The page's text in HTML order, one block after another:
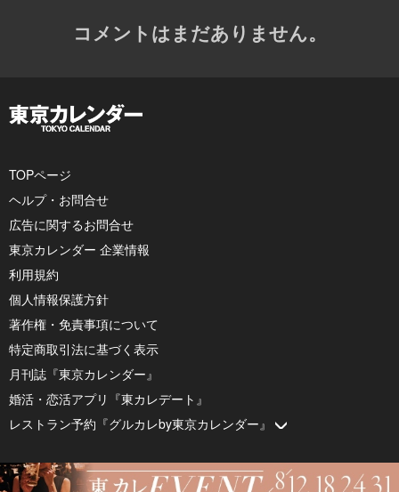
コメントはまだありません。
TOPページ
ヘルプ・お問合せ
広告に関するお問合せ
東京カレンダー 企業情報
利用規約
個人情報保護方針
著作権・免責事項について
特定商取引法に基づく表示
月刊誌『東京カレンダー』
婚活・恋活アプリ『東カレデート』
レストラン予約『グルカレby東京カレンダー』